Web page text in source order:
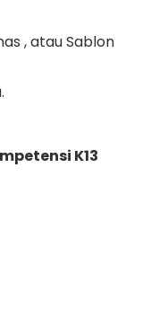
, atau Sablon
K13